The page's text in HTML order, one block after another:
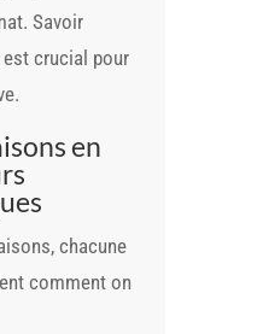
Savoir
crucial pour
en
chacune
comment on